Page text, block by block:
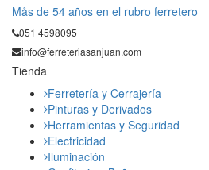
Mås de 54 años en el rubro ferretero
051 4598095
info@ferreteriasanjuan.com
Tienda
Ferretería y Cerrajería
Pinturas y Derivados
Herramientas y Seguridad
Electricidad
Iluminación